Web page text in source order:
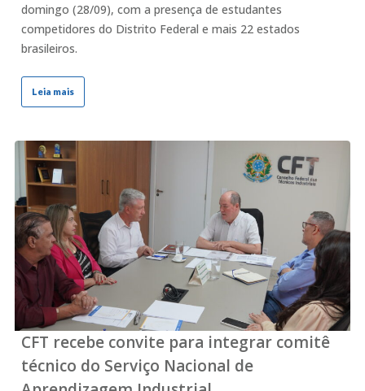
domingo (28/09), com a presença de estudantes
competidores do Distrito Federal e mais 22 estados
brasileiros.
Leia mais
CFT recebe convite para integrar comitê
técnico do Serviço Nacional de